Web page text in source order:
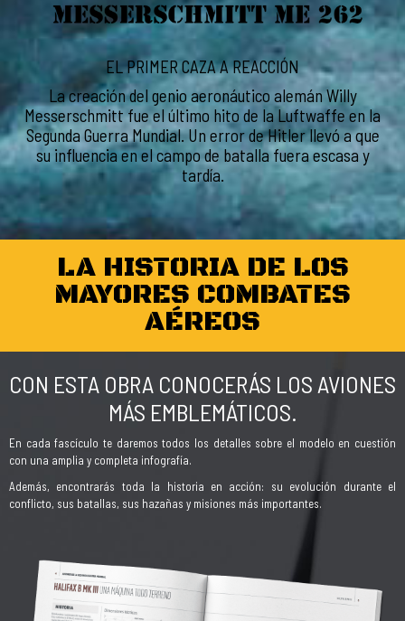
EL PRIMER CAZA A REACCIÓN
La creación del genio aeronáutico alemán Willy
Messerschmitt fue el último hito de la Luftwaffe en la
Segunda Guerra Mundial. Un error de Hitler llevó a que
su influencia en el campo de batalla fuera escasa y
tardía.
LA HISTORIA DE LOS
MAYORES COMBATES
AÉREOS
CON ESTA OBRA CONOCERÁS LOS AVIONES
MÁS EMBLEMÁTICOS.
En cada fascículo te daremos todos los detalles sobre el modelo en cuestión
con una amplia y completa infografía.
Además, encontrarás toda la historia en acción: su evolución durante el
conflicto, sus batallas, sus hazañas y misiones más importantes.